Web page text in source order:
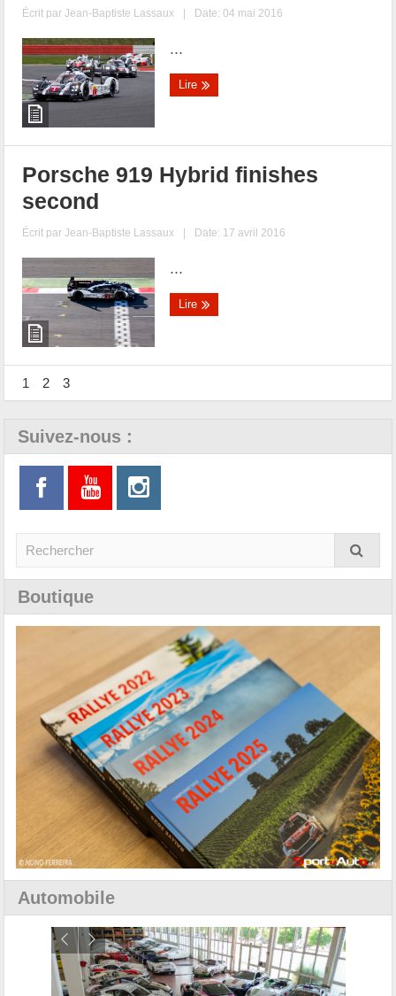
Écrit parJean-Baptiste Lassaux | Date: 04 mai 2016
...
Lire
Porsche 919 Hybrid finishes
second
Écrit parJean-Baptiste Lassaux | Date: 17 avril 2016
...
Lire
1 2 3
Suivez-nous :
Boutique
Automobile